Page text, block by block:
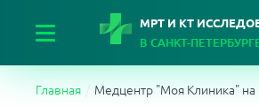
МРТ И КТ
В САНКТ-
Главная Медцентр "Моя Клиника" на